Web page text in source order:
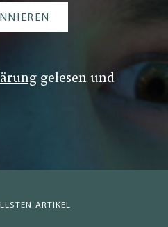
gelesen und
ARTIKEL